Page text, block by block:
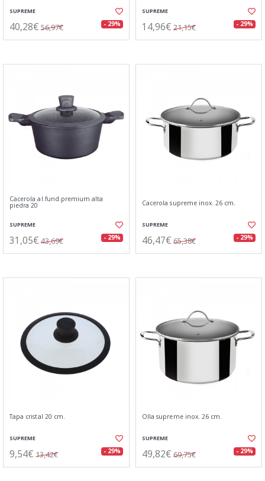
SUPREME
40,28€ 56,97€ - 29%
SUPREME
14,96€ 21,15€ - 29%
Cacerola al.fund.premium alta
piedra 20
SUPREME
31,05€ 43,69€ - 29%
Cacerola supreme inox. 26 cm.
SUPREME
46,47€ 65,38€ - 29%
Tapa cristal 20 cm.
SUPREME
9,54€ 13,42€ - 29%
Olla supreme inox. 26 cm.
SUPREME
49,82€ 69,75€ - 29%